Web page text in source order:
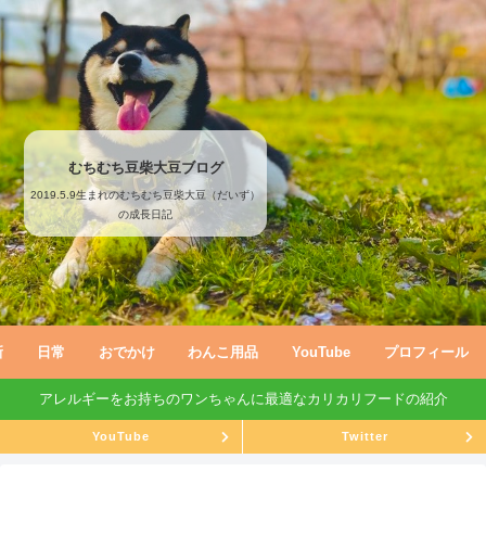
むちむち豆柴大豆ブログ
2019.5.9生まれのむちむち豆柴大豆（だいず）
の成長日記
日常 おでかけ わんこ用品 YouTube プロフィール
アレルギーをお持ちのワンちゃんに最適なカリカリフードの紹介
YouTube Twitter